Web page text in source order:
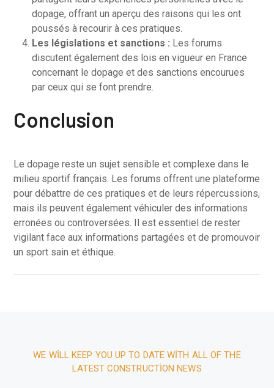
dopage, offrant un aperçu des raisons qui les ont
poussés à recourir à ces pratiques.
Les législations et sanctions : Les forums
discutent également des lois en vigueur en France
concernant le dopage et des sanctions encourues
par ceux qui se font prendre.
Conclusion
Le dopage reste un sujet sensible et complexe dans le
milieu sportif français. Les forums offrent une plateforme
pour débattre de ces pratiques et de leurs répercussions,
mais ils peuvent également véhiculer des informations
erronées ou controversées. Il est essentiel de rester
vigilant face aux informations partagées et de promouvoir
un sport sain et éthique.
WE WILL KEEP YOU UP TO DATE WITH ALL OF THE
LATEST CONSTRUCTION NEWS